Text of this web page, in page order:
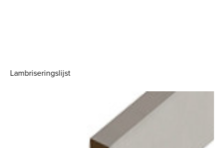
Lambriseringslijst